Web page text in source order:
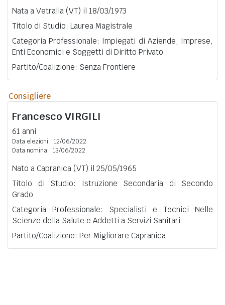
Nata a Vetralla (VT) il 18/03/1973
Titolo di Studio: Laurea Magistrale
Categoria Professionale: Impiegati di Aziende, Imprese,
Enti Economici e Soggetti di Diritto Privato
Partito/Coalizione: Senza Frontiere
Consigliere
Francesco VIRGILI
61 anni
Data elezioni: 12/06/2022
Data nomina: 13/06/2022
Nato a Capranica (VT) il 25/05/1965
Titolo di Studio: Istruzione Secondaria di Secondo
Grado
Categoria Professionale: Specialisti e Tecnici Nelle
Scienze della Salute e Addetti a Servizi Sanitari
Partito/Coalizione: Per Migliorare Capranica